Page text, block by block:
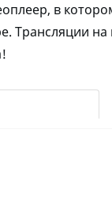
в
Трансляции